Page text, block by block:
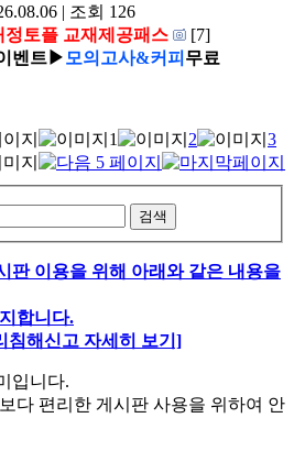
| 조회 126
정토플 교재제공패스
[7]
벤트▶모의고사&커피 무료
1 2
3
검색
판 이용을 위해 아래와 같은 내용을
합니다.
침해신고 자세히 보기]
입니다.
다 편리한 게시판 사용을 위하여 안